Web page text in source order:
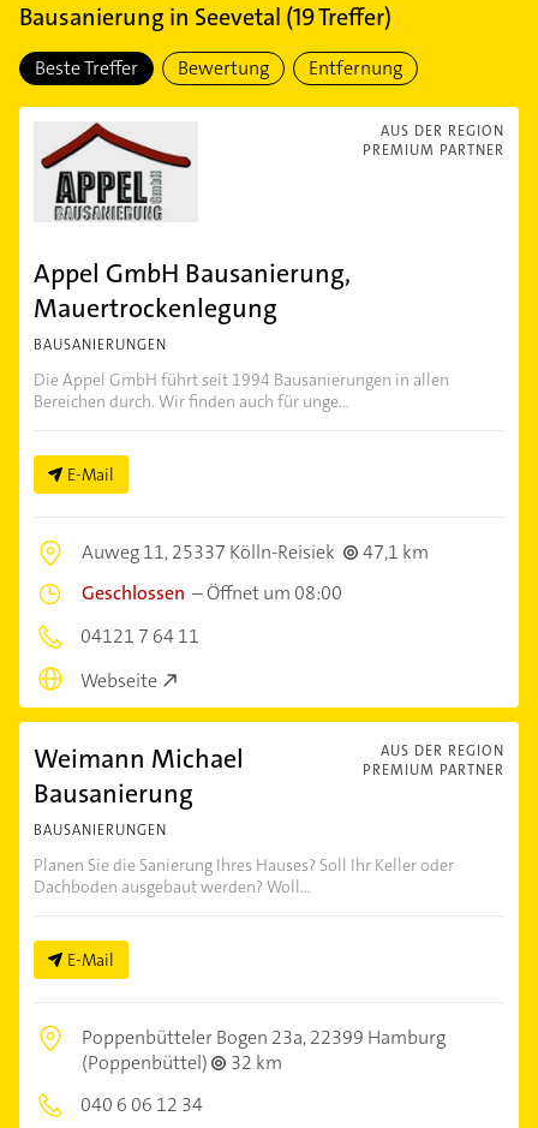
Bausanierung in Seevetal (19Treffer)
Beste Treffer Bewertung Entfernung
AUS DER REGION
PREMIUM PARTNER
Appel GmbH Bausanierung,
Mauertrockenlegung
BAUSANIERUNGEN
Die Appel GmbH führt seit 1994 Bausanierungen in allen
Bereichen durch. Wir finden auch für unge...
E-Mail
Auweg 11,25337 Kölln-Reisiek
47,1 km
Geschlossen –Öffnet um 08:00
04121 7 64 11
Webseite
AUS DER REGION
PREMIUM PARTNER
Weimann Michael
Bausanierung
BAUSANIERUNGEN
Planen Sie die Sanierung Ihres Hauses? Soll Ihr Keller oder
Dachboden ausgebaut werden? Woll...
E-Mail
Poppenbütteler Bogen 23a,22399 Hamburg
(Poppenbüttel)
32 km
040 6 06 12 34